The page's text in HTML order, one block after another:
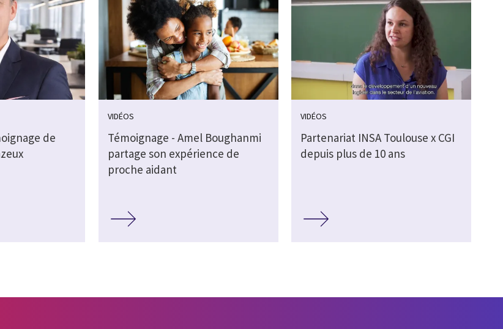
de
VIDÉOS
Témoignage - Amel Boughanmi
partage son expérience de
proche aidant
VIDÉOS
Partenariat INSA Toulouse x CGI
depuis plus de 10 ans